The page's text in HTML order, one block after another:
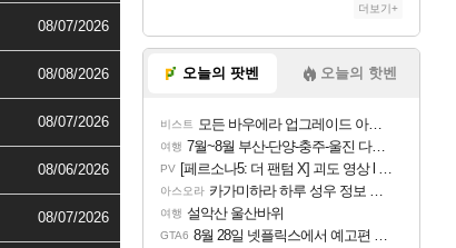
08/07/2026
08/08/2026
08/07/2026
08/06/2026
08/07/2026
더보기+
오늘의 팟벤 오늘의 핫벤
비스트 모든 바우에라 업그레이드 아이템 획득 위치 공략 (89개)
여행 7월~8월 부산-단양-충주-울진 다녀왔어요~
PV [페르소나5: 더 팬텀 X] 괴도 영상 l 타카마키 안·댄싱 스타
아스오라 카가미하라 하루 성우 정보 및 주요 필모
여행 설악산 울산바위
GTA6 8월 28일 넷플릭스에서 예고편 공개 예정